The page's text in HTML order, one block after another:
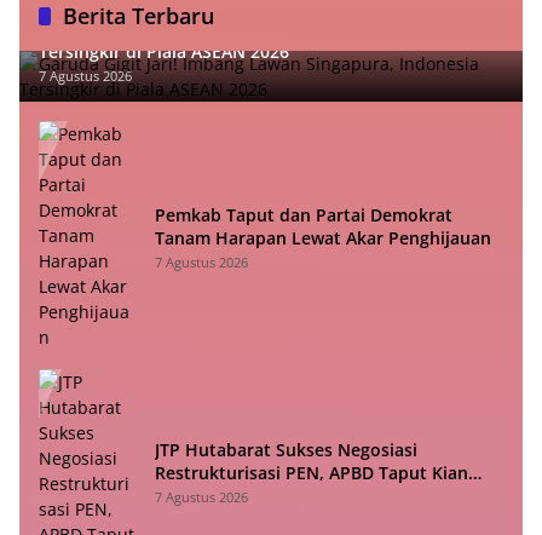
Berita Terbaru
Garuda Gigit Jari! Imbang Lawan Singapura, Indonesia
Tersingkir di Piala ASEAN 2026
7 Agustus 2026
Pemkab Taput dan Partai Demokrat
Tanam Harapan Lewat Akar Penghijauan
7 Agustus 2026
JTP Hutabarat Sukses Negosiasi
Restrukturisasi PEN, APBD Taput Kian
Lega
7 Agustus 2026